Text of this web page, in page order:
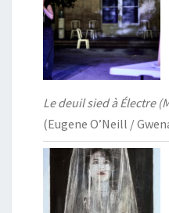
Le deuil sied à Électre
(Eugene O’Neill /